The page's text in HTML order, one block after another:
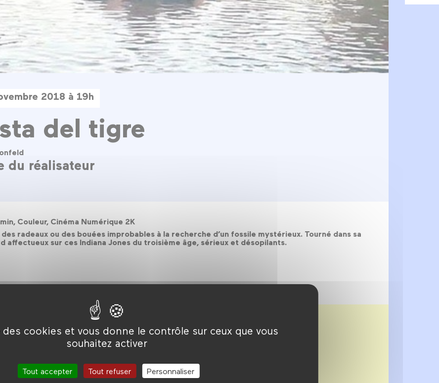
cookies et vous donne le contrôle sur ceux que vous
souhaitez activer
Tout accepter Tout refuser Personnaliser
2018 à 19h
del tigre
du réalisateur
Couleur, Cinéma Numérique 2K
radeaux ou des bouées improbables à la recherche d’un fossile mystérieux. Tourné dans sa
affectueux sur ces Indiana Jones du troisième âge, sérieux et désopilants.
2018